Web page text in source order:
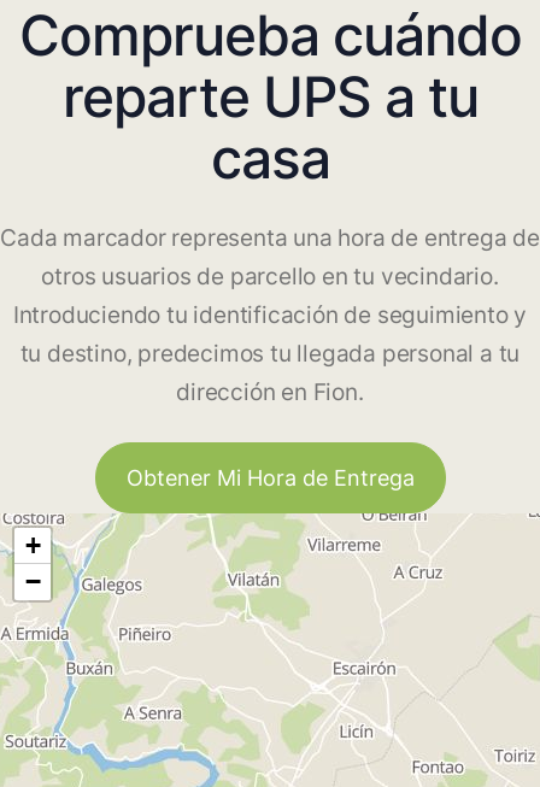
Comprueba cuándo
reparte UPS a tu
casa
Cada marcador representa una hora de entrega de
otros usuarios de parcello en tu vecindario.
Introduciendo tu identificación de seguimiento y
tu destino, predecimos tu llegada personal a tu
dirección en Fion.
Obtener Mi Hora de Entrega
+
−